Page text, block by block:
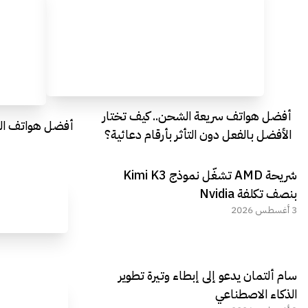
أفضل هواتف سريعة الشحن.. كيف تختار
الأفضل بالفعل دون التأثر بأرقام دعائية؟
أفضل هواتف
شريحة AMD تشغّل نموذج Kimi K3
بنصف تكلفة Nvidia
3 أغسطس 2026
سام ألتمان يدعو إلى إبطاء وتيرة تطوير
الذكاء الاصطناعي